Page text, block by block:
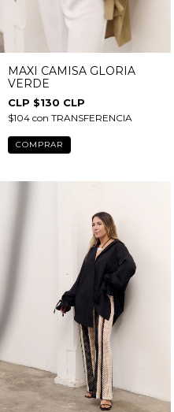
MAXI CAMISA GLORIA
VERDE
$130 CLP
$104 con TRANSFERENCIA
COMPRAR